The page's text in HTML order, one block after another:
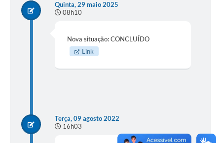
Quinta, 29 maio 2025
08h10
Nova situação: CONCLUÍDO
Link
Terça, 09 agosto 2022
16h03